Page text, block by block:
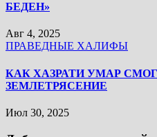
БЕДЕН»
Авг 4, 2025
ПРАВЕДНЫЕ ХАЛИФЫ
КАК ХАЗРАТИ УМАР
ЗЕМЛЕТРЯСЕНИЕ
Июл 30, 2025